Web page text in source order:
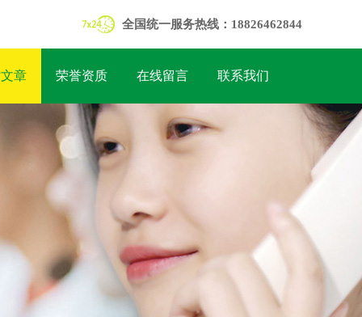
全国统一服务热线：18826462844
章 荣誉资质 在线留言 联系我们